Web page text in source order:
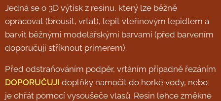
Jedná se o 3D výtisk z resinu, který lze běžně
opracovat (brousit, vrtat), lepit vteřinovým lepidlem a
barvit běžnými modelářskými barvami (před barvením
doporučuji stříknout primerem).
Před odstraňováním podpěr, vrtáním případně řezáním
DOPORUČUJI doplňky namočit do horké vody, nebo
je ohřát pomocí vysoušeče vlasů. Resin lehce změkne